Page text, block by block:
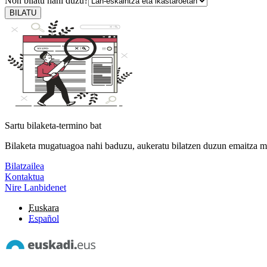
BILATU
Sartu bilaketa-termino bat
Bilaketa mugatuagoa nahi baduzu, aukeratu bilatzen duzun emaitza
Bilatzailea
Kontaktua
Nire Lanbidenet
Euskara
Español